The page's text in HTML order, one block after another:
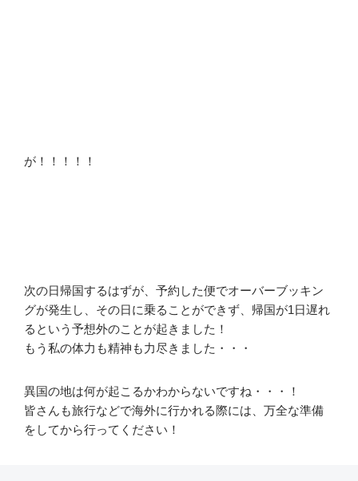
が！！！！！
次の日帰国するはずが、予約した便でオーバーブッキン
グが発生し、その日に乗ることができず、帰国が1日遅れ
るという予想外のことが起きました！
もう私の体力も精神も力尽きました・・・
異国の地は何が起こるかわからないですね・・・！
皆さんも旅行などで海外に行かれる際には、万全な準備
をしてから行ってください！